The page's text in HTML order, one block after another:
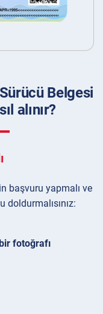
Belgesi
alınır?
başvuru yapmalı ve
doldurmalısınız:
fotoğrafı